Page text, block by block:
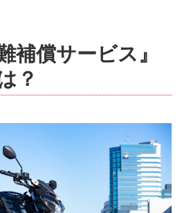
補償サービス』
？